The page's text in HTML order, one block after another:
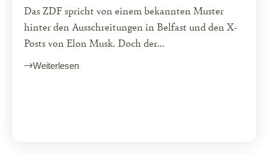
Das ZDF spricht von einem bekannten Muster
hinter den Ausschreitungen in Belfast und den X-
Posts von Elon Musk. Doch der...
Weiterlesen